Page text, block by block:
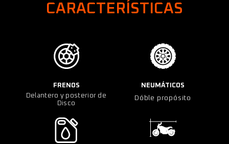
CARACTERÍSTICAS
FRENOS
Delantero y posterior de
Disco
NEUMÁTICOS
Dóble propósito